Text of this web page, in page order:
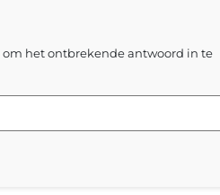
het ontbrekende antwoord in te